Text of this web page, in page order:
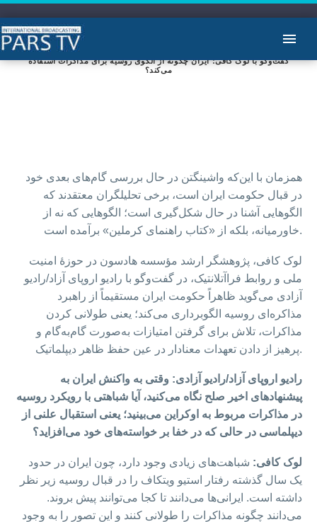
گفت‌وگو با لوک کافی؛ ایران چگونه از الگوی روسیه برای مذاکرات استفاده
می‌کند؟
همزمان با این‌که واشینگتن در حال بررسی گام‌های بعدی خود
در قبال حکومت ایران است، برخی تحلیلگران معتقدند که
الگوهایی آشنا در حال شکل‌گیری است؛ الگوهایی که نه از
خاورمیانه، بلکه از «کتاب راهنمای کرملین» برآمده است.
لوک کافی، پژوهشگر ارشد مؤسسه هادسون در حوزهٔ امنیت
ملی و روابط فراآتلانتیک، در گفت‌وگو با رادیو اروپای آزاد/رادیو
آزادی می‌گوید ظاهراً حکومت ایران مستقیماً از راهبرد
مذاکره‌ای روسیه الگوبرداری می‌کند؛ یعنی طولانی کردن
مذاکرات، تلاش برای گرفتن امتیازات به‌صورت گام‌به‌گام و
پرهیز از دادن تعهدات معنادار در عین حفظ ظاهر دیپلماتیک.
رادیو اروپای آزاد/رادیو آزادی: وقتی به واکنش ایران به
پیشنهادهای اخیر صلح نگاه می‌کنید، آیا شباهتی با رویکرد روسیه
در مذاکرات مربوط به اوکراین می‌بینید؛ یعنی استقبال علنی از
دیپلماسی در حالی که در خفا بر خواسته‌های خود می‌افزاید؟
لوک کافی: شباهت‌های زیادی وجود دارد، چون ایران در حدود
یک سال گذشته رفتار استیو ویتکاف را در قبال روسیه زیر نظر
داشته است. ایرانی‌ها می‌دانند تا کجا می‌توانند پیش بروند.
می‌دانند چگونه مذاکرات را طولانی کنند و این تصور را به وجود